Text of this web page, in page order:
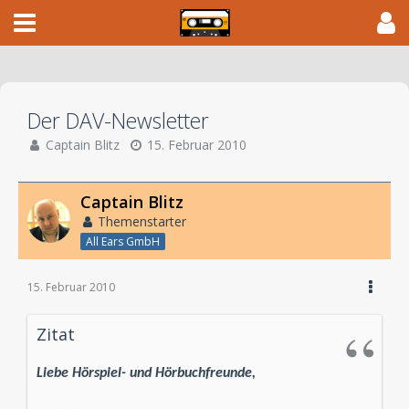
Der DAV-Newsletter
Captain Blitz 15. Februar 2010
Captain Blitz
Themenstarter
All Ears GmbH
15. Februar 2010
Zitat
Liebe Hörspiel- und Hörbuchfreunde,